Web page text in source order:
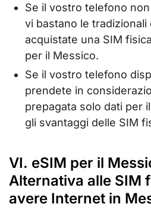
Se il vostro telefono
vi bastano le tradizionali
acquistate una SIM
per il Messico.
Se il vostro telefono
prendete in
prepagata solo dati per
gli svantaggi delle SIM
VI. eSIM per il
Alternativa alle SIM
avere Internet in